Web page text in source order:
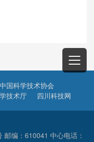
中国科学技术协会
技术厅 四川科技网
编：610041 中心电话：